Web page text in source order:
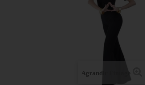
Agrandir l'image